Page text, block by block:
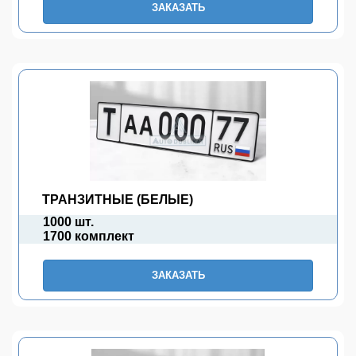
ЗАКАЗАТЬ
ТРАНЗИТНЫЕ (БЕЛЫЕ)
1000 шт.
1700 комплект
ЗАКАЗАТЬ